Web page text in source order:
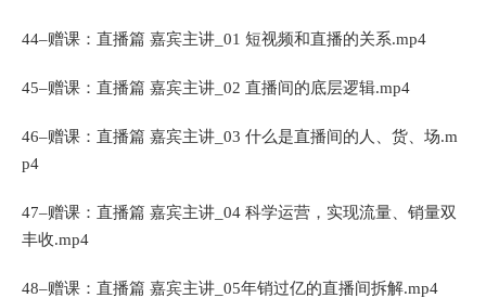
44–赠课：直播篇 嘉宾主讲_01 短视频和直播的关系.mp4
45–赠课：直播篇 嘉宾主讲_02 直播间的底层逻辑.mp4
46–赠课：直播篇 嘉宾主讲_03 什么是直播间的人、货、场.m
p4
47–赠课：直播篇 嘉宾主讲_04 科学运营，实现流量、销量双
丰收.mp4
48–赠课：直播篇 嘉宾主讲_05年销过亿的直播间拆解.mp4